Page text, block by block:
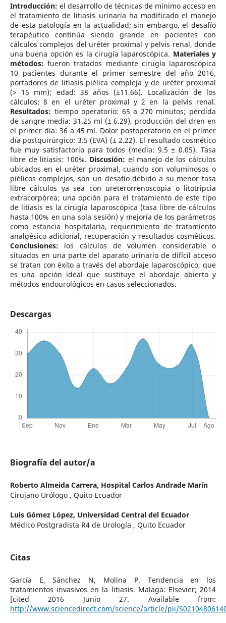
Introducción: el desarrollo de técnicas de mínimo acceso en
el tratamiento de litiasis urinaria ha modificado el manejo
de esta patología en la actualidad; sin embargo, el desafío
terapéutico continúa siendo grande en pacientes con
cálculos complejos del uréter proximal y pelvis renal, donde
una buena opción es la cirugía laparoscópica. Materiales y
métodos: fueron tratados mediante cirugía laparoscópica
10 pacientes durante el primer semestre del año 2016,
portadores de litiasis piélica compleja y de uréter proximal
(> 15 mm); edad: 38 años (±11.66). Localización de los
cálculos: 8 en el uréter proximal y 2 en la pelvis renal.
Resultados: tiempo operatorio: 65 a 270 minutos; pérdida
de sangre media: 31.25 ml (± 6.29), producción del dren en
el primer día: 36 a 45 ml. Dolor postoperatorio en el primer
día postquirúrgico: 3.5 (EVA) (± 2.22). El resultado cosmético
fue muy satisfactorio para todos (media: 9.5 ± 0.05). Tasa
libre de litiasis: 100%. Discusión: el manejo de los cálculos
ubicados en el uréter proximal, cuando son voluminosos o
piélicos complejos, son un desafío debido a su menor tasa
libre cálculos ya sea con ureterorrenoscopia o litotripcia
extracorpórea; una opción para el tratamiento de este tipo
de litiasis es la cirugía laparoscópica (tasa libre de cálculos
hasta 100% en una sola sesión) y mejoría de los parámetros
como estancia hospitalaria, requerimiento de tratamiento
analgésico adicional, recuperación y resultados cosméticos.
Conclusiones: los cálculos de volumen considerable o
situados en una parte del aparato urinario de difícil acceso
se tratan con éxito a través del abordaje laparoscópico, que
es una opción ideal que sustituye el abordaje abierto y
métodos endourológicos en casos seleccionados.
Descargas
Biografía del autor/a
Roberto Almeida Carrera, Hospital Carlos Andrade Marín
Cirujano Urólogo , Quito Ecuador
Luis Gómez López, Universidad Central del Ecuador
Médico Postgradista R4 de Urología , Quito Ecuador
Citas
García E, Sánchez N, Molina P. Tendencia en los
tratamientos invasivos en la litiasis. Malaga: Elsevier; 2014
[cited 2016 Junio 27. Available from:
http://www.sciencedirect.com/science/article/pii/